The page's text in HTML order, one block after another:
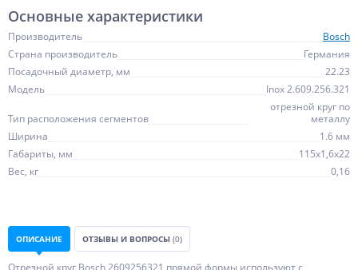
Основные характеристики
Производитель
Bosch
Страна производитель
Германия
Посадочный диаметр, мм
22.23
Модель
Inox 2.609.256.321
Тип расположения сегментов
отрезной круг по
металлу
Ширина
1.6 мм
Габариты, мм
115х1,6х22
Вес, кг
0,16
ОПИСАНИЕ ОТЗЫВЫ И ВОПРОСЫ (0)
Отрезной круг Bosch 2609256321 прямой формы используют с